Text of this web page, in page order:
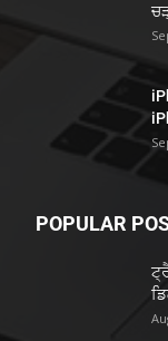
POPULAR